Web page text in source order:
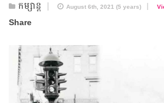
កម្សាន្ត August 6th, 2021 (5 years)
Share